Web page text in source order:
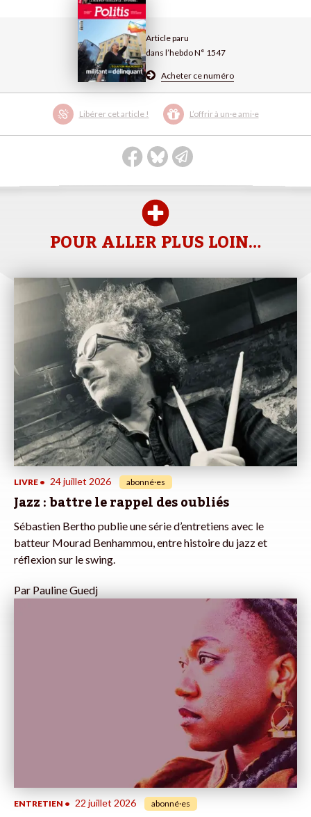
Article paru
dans l’hebdo N° 1547
Acheter ce numéro
Libérer cet article ! L’offrir à un·e ami·e
POUR ALLER PLUS LOIN…
LIVRE • 24 juillet 2026 abonné·es
Jazz : battre le rappel des oubliés
Sébastien Bertho publie une série d’entretiens avec le
batteur Mourad Benhammou, entre histoire du jazz et
réflexion sur le swing.
Par Pauline Guedj
ENTRETIEN • 22 juillet 2026 abonné·es